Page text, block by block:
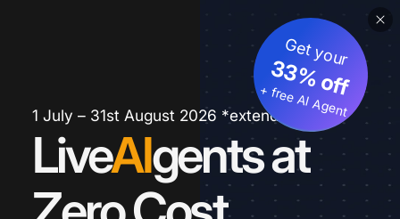
1 July – 31st August 2026 *extended
LiveAIgents at
Get your
33% off
+ free AI Agent